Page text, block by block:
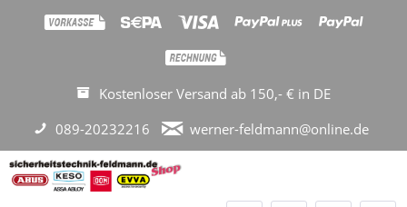
Kostenloser Versand ab 150,- € in DE
089-20232216
werner-feldmann@online.de